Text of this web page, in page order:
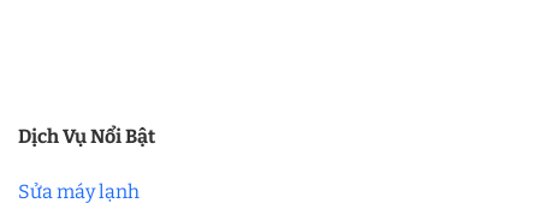
Dịch Vụ Nổi Bật
Sửa máy lạnh